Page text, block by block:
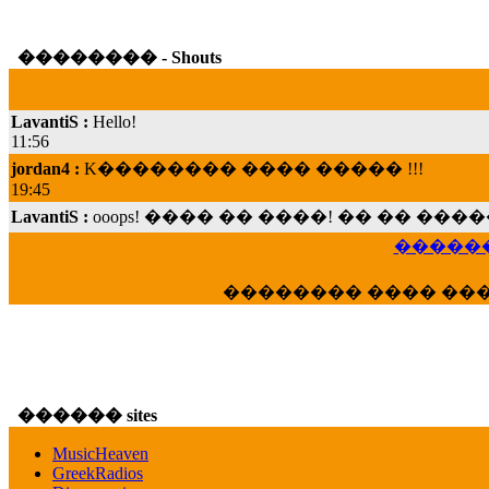
�������� - Shouts
11:56
jordan4 :
19:45
LavantiS :
���; ���� ��� ��� �������� ����
veronica :E���� 2012 ��� ����� ���
16:39
veronica :[URL] ���� ���;
�������� ����
������ sites
MusicHeaven
GreekRadios